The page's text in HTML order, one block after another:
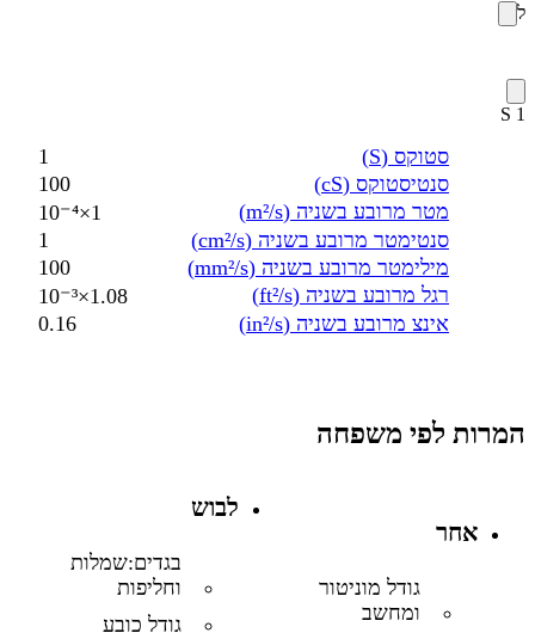
ל
1 S
סטוקס (S)
1
סנטיסטוקס (cS)
100
מטר מרובע בשניה (m²/s)
1×10⁻⁴
סנטימטר מרובע בשניה (cm²/s)
1
מילימטר מרובע בשניה (mm²/s)
100
רגל מרובע בשניה (ft²/s)
1.08×10⁻³
אינצ מרובע בשניה (in²/s)
0.16
המרות לפי משפחה
אחר
גודל מוניטור
ומחשב
לבוש
בגדים:שמלות
וחליפות
גודל כובע